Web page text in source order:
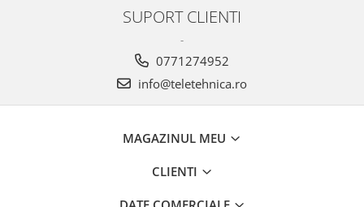
SUPORT CLIENTI
-
0771274952
info@teletehnica.ro
MAGAZINUL MEU
CLIENTI